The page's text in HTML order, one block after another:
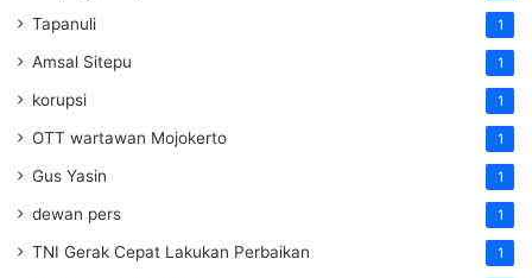
Tapanuli 1
Amsal Sitepu 1
korupsi 1
OTT wartawan Mojokerto 1
Gus Yasin 1
dewan pers 1
TNI Gerak Cepat Lakukan Perbaikan 1